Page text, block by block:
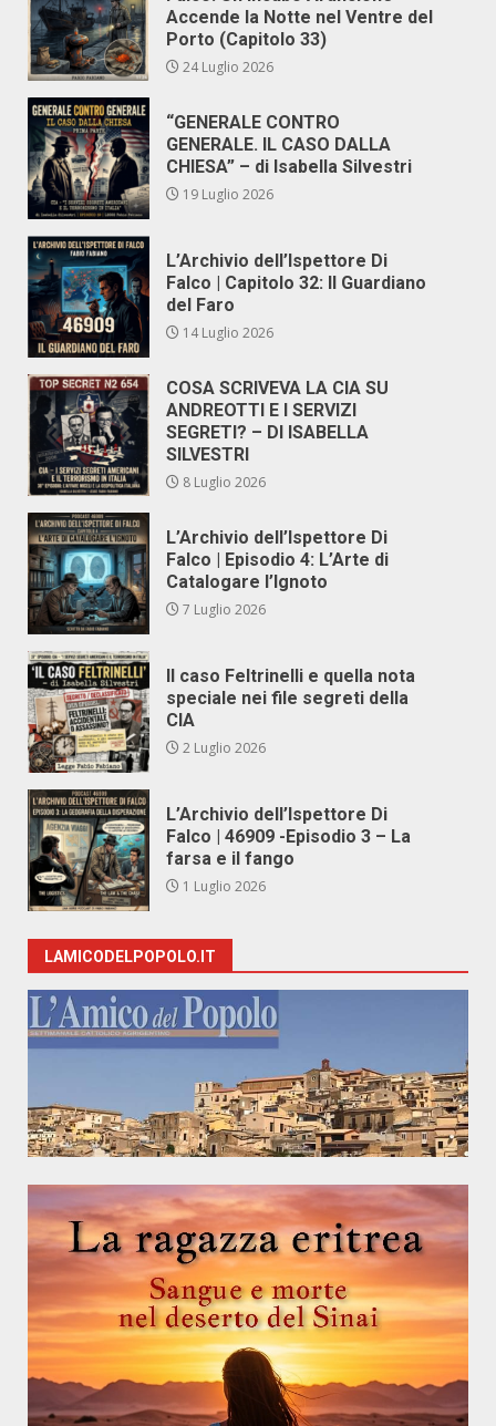
Accende la Notte nel Ventre del
Porto (Capitolo 33)
24 Luglio 2026
“GENERALE CONTRO
GENERALE. IL CASO DALLA
CHIESA” – di Isabella Silvestri
19 Luglio 2026
L’Archivio dell’Ispettore Di
Falco | Capitolo 32: Il Guardiano
del Faro
14 Luglio 2026
COSA SCRIVEVA LA CIA SU
ANDREOTTI E I SERVIZI
SEGRETI? – DI ISABELLA
SILVESTRI
8 Luglio 2026
L’Archivio dell’Ispettore Di
Falco | Episodio 4: L’Arte di
Catalogare l’Ignoto
7 Luglio 2026
Il caso Feltrinelli e quella nota
speciale nei file segreti della
CIA
2 Luglio 2026
L’Archivio dell’Ispettore Di
Falco | 46909 -Episodio 3 – La
farsa e il fango
1 Luglio 2026
LAMICODELPOPOLO.IT